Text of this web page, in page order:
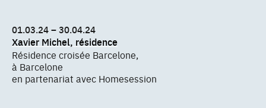
01.03.24 – 30.04.24
Xavier Michel, résidence
Résidence croisée Barcelone,
à Barcelone
en partenariat avec Homesession